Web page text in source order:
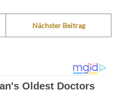
Nächster Beitrag